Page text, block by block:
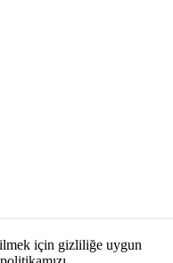
için gizliliğe uygun